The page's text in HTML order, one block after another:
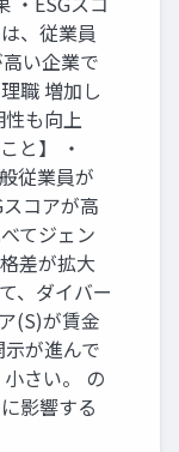
、従業員
い企業で
職 増加し
も向上
と】 ・
従業員が
コアが高
てジェン
差が拡大
、ダイバー
(S)が賃金
が進んで
さい。 の
影響する